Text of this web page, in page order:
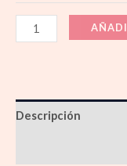
Descripción